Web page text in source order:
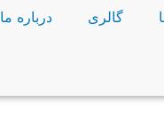
گالری درباره ما